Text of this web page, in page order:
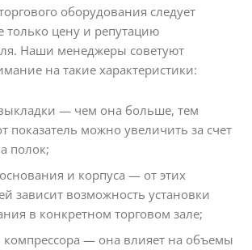
оборудования следует
только цену и репутацию
Наши менеджеры советуют
на такие характеристики:
— чем она больше, тем
показатель можно увеличить за счет
полок;
и корпуса — от этих
зависит возможность установки
в конкретном торговом зале;
— она влияет на объемы